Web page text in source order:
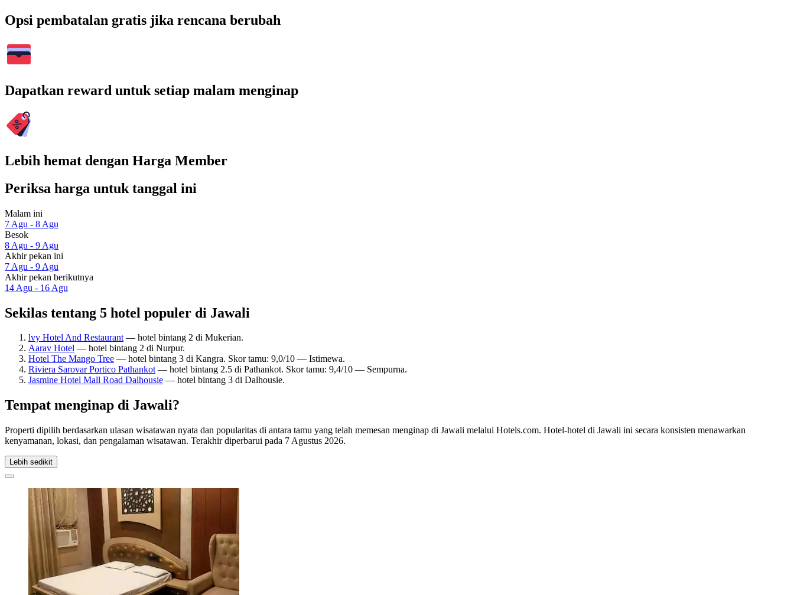
Opsi pembatalan gratis jika rencana berubah
Dapatkan reward untuk setiap malam menginap
Lebih hemat dengan Harga Member
Periksa harga untuk tanggal ini
Malam ini
7 Agu - 8 Agu
Besok
8 Agu - 9 Agu
Akhir pekan ini
7 Agu - 9 Agu
Akhir pekan berikutnya
14 Agu - 16 Agu
Sekilas tentang 5 hotel populer di Jawali
lvy Hotel And Restaurant— hotel bintang 2 di Mukerian.
Aarav Hotel — hotel bintang 2 di Nurpur.
Hotel The Mango Tree — hotel bintang 3 di Kangra. Skor tamu: 9,0/10 — Istimewa.
Riviera Sarovar Portico Pathankot— hotel bintang 2.5 di Pathankot. Skor tamu: 9,4/10 — Sempurna.
Jasmine Hotel Mall Road Dalhousie — hotel bintang 3 di Dalhousie.
Tempat menginap di Jawali?
Properti dipilih berdasarkan ulasan wisatawan nyata dan popularitas di antara tamu yang telah memesan menginap di Jawali melalui Hotels.com. Hotel-hotel di Jawali ini secara konsisten menawarkan
kenyamanan, lokasi, dan pengalaman wisatawan. Terakhir diperbarui pada 7 Agustus 2026.
Lebih sedikit